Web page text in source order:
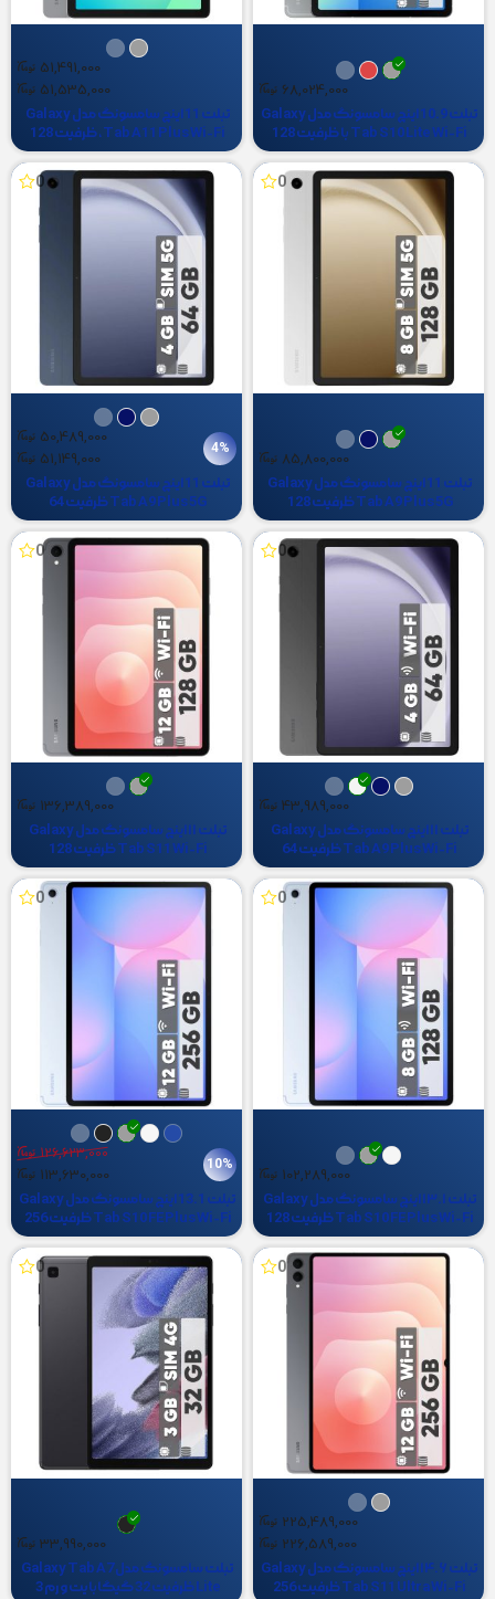
68,024,000
تبلت 10.9 اینچ سامسونگ مدل Galaxy
Tab S10 Lite Wi-Fi با ظرفیت 128
گیگابایت و رم 6 گیگابایت، رزولوشن
دوربین اصلی ۸ مگاپیکسل، پشتیبانی از
قلم
51,491,000
51,535,000
تبلت 11 اینچ سامسونگ مدل Galaxy
Tab A11 Plus Wi-Fi، ظرفیت 128
گیگابایت و رم 6 گیگابایت، رزولوشن
دوربین 8 مگاپیکسل، پشتیبانی از قلم و
کیبورد
0
85,800,000
تبلت 11 اینچ سامسونگ مدل Galaxy
Tab A9 Plus 5G ظرفیت 128
گیگابایت و رم 8 گیگابایت
0
4%
50,489,000
51,149,000
تبلت 11 اینچ سامسونگ مدل Galaxy
Tab A9 Plus 5G ظرفیت 64
گیگابایت و رم 4 گیگابایت
0
43,989,000
تبلت ۱۱ اینچ سامسونگ مدل Galaxy
Tab A9 Plus Wi-Fi ظرفیت 64
گیگابایت و رم 4 گیگابایت
0
136,389,000
تبلت ۱۱ اینچ سامسونگ مدل Galaxy
Tab S11 Wi-Fi ظرفیت 128
گیگابایت و رم 12 گیگابایت،
رزولوشن دوربین ۱۳ مگاپیکسل،
پشتیبانی از قلم و کیبورد
0
102,289,000
تبلت ۱۳.۱ اینچ سامسونگ مدل Galaxy
Tab S10 FE Plus Wi-Fi ظرفیت 128
گیگابایت و رم 8 گیگابایت
0
10%
126,623,000
113,630,000
تبلت 13.1 اینچ سامسونگ مدل Galaxy
Tab S10 FE Plus Wi-Fi ظرفیت 256
گیگابایت و رم 12 گیگابایت
0
225,489,000
226,589,000
تبلت ۱۴.۶ اینچ سامسونگ مدل Galaxy
Tab S11 Ultra Wi-Fi ظرفیت 256
0
33,990,000
تبلت سامسونگ مدل Galaxy Tab A7
Lite ظرفیت 32 گیگابایت و رم 3